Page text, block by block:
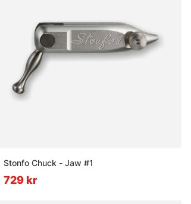
Stonfo Chuck - Jaw #1
729 kr